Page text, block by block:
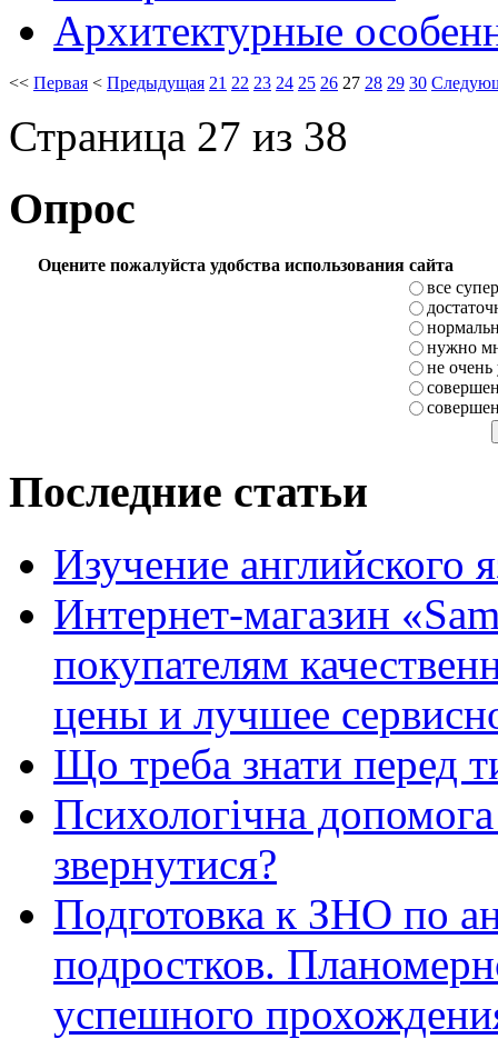
Архитектурные
<< Первая < Предыдущая 21 22 23 24 25 26 27 28 29 30
Страница 27 из 38
Опрос
Оцените пожалуйста удобства использования сайта
все супер
нужно
не очень
Последние статьи
Изучение английского
Интернет-магазин
покупателям
цены и лучшее
Що треба знати перед
Психологічна
звернутися?
Подготовка к ЗНО по
подростков.
успешного